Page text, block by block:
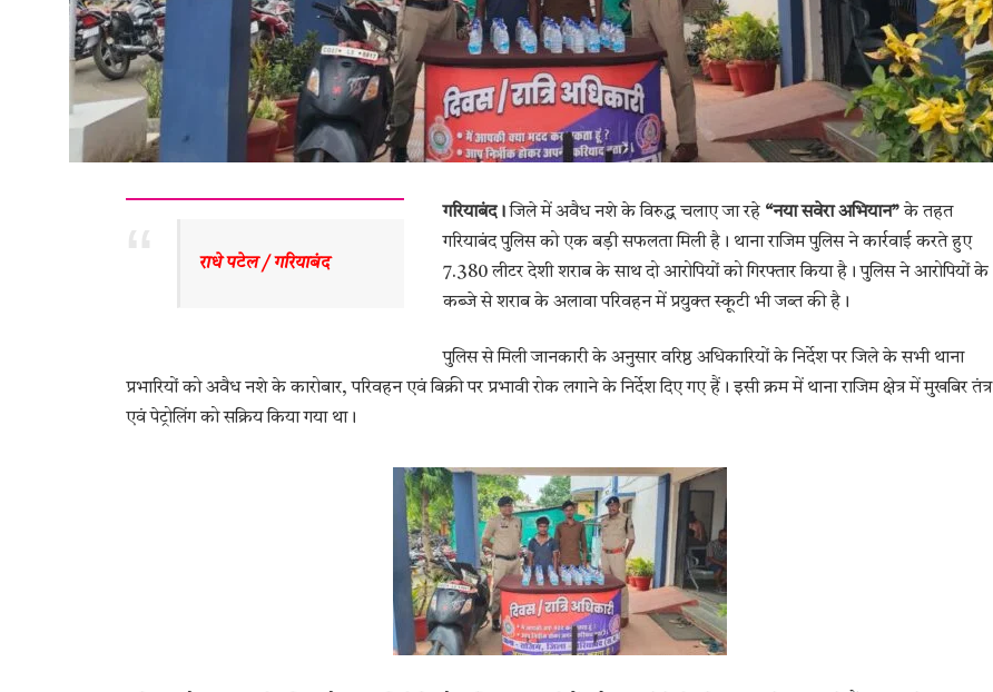
राधे पटेल / गरियाबंद
गरियाबंद।जिले में अवैध नशे के विरुद्ध चलाए जा रहे “नया सवेरा अभियान”के तहत
गरियाबंद पुलिस को एक बड़ी सफलता मिली है। थाना राजिम पुलिस ने कार्रवाई करते हुए
7.380 लीटर देशी शराब के साथ दो आरोपियों को गिरफ्तार किया है। पुलिस ने आरोपियों के
कब्जे से शराब के अलावा परिवहन में प्रयुक्त स्कूटी भी जब्त की है।
पुलिस से मिली जानकारी के अनुसार वरिष्ठ अधिकारियों के निर्देश पर जिले के सभी थाना
प्रभारियों को अवैध नशे के कारोबार, परिवहन एवं बिक्री पर प्रभावी रोक लगाने के निर्देश दिए गए हैं। इसी क्रम में थाना राजिम क्षेत्र में मुखबिर तंत्र
एवं पेट्रोलिंग को सक्रिय किया गया था।